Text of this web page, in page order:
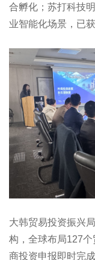
合孵化；苏打科技
业智能化场景，已
大韩贸易投资振兴
构，全球布局127
商投资申报即时完